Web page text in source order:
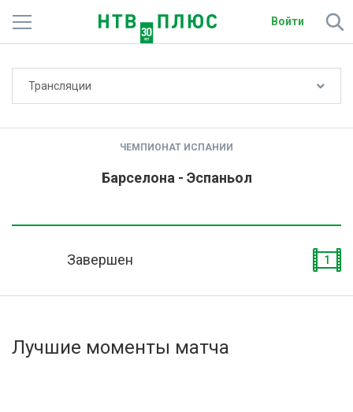
Войти
Активировать промокод
Трансляции
ЧЕМПИОНАТ ИСПАНИИ
Барселона - Эспаньол
Завершен 1
Лучшие моменты матча